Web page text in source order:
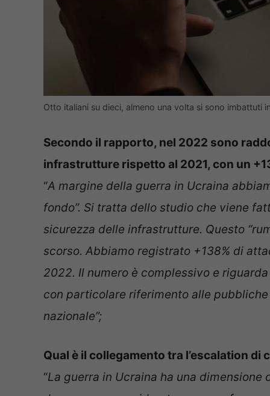
Otto italiani su dieci, almeno una volta si sono imbattuti
Secondo il rapporto, nel 2022 sono
infrastrutture rispetto al 2021, con un
“A margine della guerra in Ucraina
fondo”. Si tratta dello studio che viene
sicurezza delle infrastrutture. Questo
scorso. Abbiamo registrato +138% di
2022. Il numero è complessivo e
con particolare riferimento alle
nazionale”;
Qual è il collegamento tra l’escalation di
“La guerra in Ucraina ha una